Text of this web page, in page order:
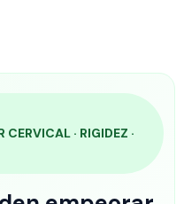
· RIGIDEZ ·